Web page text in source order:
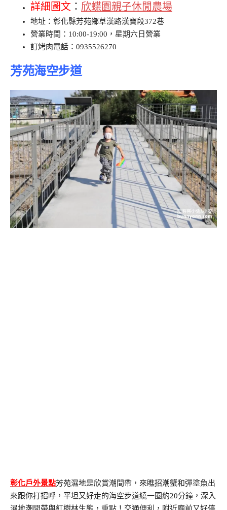
詳細圖文 ： 欣蝶園親子休閒農場
地址：彰化縣芳苑鄉草漢路漢寶段372巷
營業時間：10:00-19:00，星期六日營業
訂烤肉電話：0935526270
芳苑海空步道
彰化戶外景點芳苑濕地是欣賞潮間帶，來瞧招潮蟹和彈塗魚出
來跟你打招呼，平坦又好走的海空步道繞一圈約20分鐘，深入
濕地潮間帶與紅樹林生態，重點！交通便利，附近廟前又好停